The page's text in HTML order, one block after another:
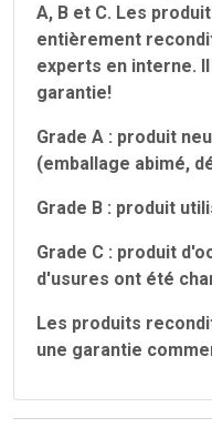
A, B et C. Les
entièrement
experts en interne.
garantie!
Grade A : produit
(emballage abimé,
Grade B : produit
Grade C : produit
d'usures ont été
Les produits
une garantie